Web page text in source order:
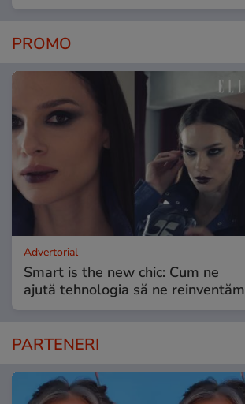
PROMO
Advertorial
Smart is the new chic: Cum ne
ajută tehnologia să ne reinventăm
PARTENERI